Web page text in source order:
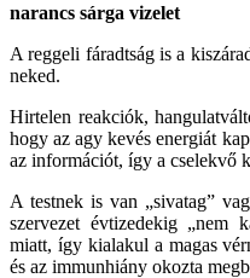
narancs sárga vizelet
A reggeli fáradtság is a
neked.
Hirtelen reakciók,
hogy az agy kevés energiát
az információt, így a cselekvő
A testnek is van „sivatag”
szervezet évtizedekig „nem
miatt, így kialakul a magas
és az immunhiány okozta